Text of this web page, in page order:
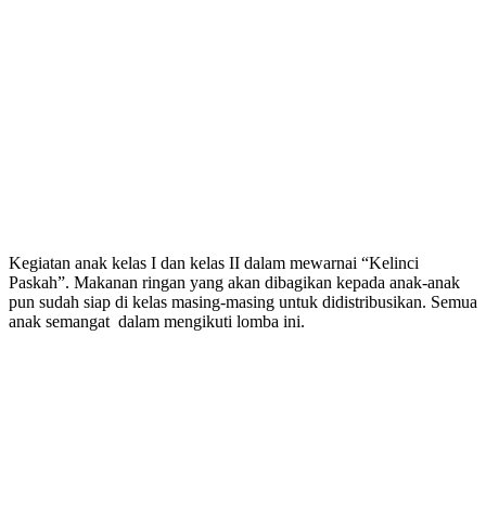
Kegiatan anak kelas I dan kelas II dalam mewarnai “Kelinci
Paskah”. Makanan ringan yang akan dibagikan kepada anak-anak
pun sudah siap di kelas masing-masing untuk didistribusikan. Semua
anak semangat dalam mengikuti lomba ini.